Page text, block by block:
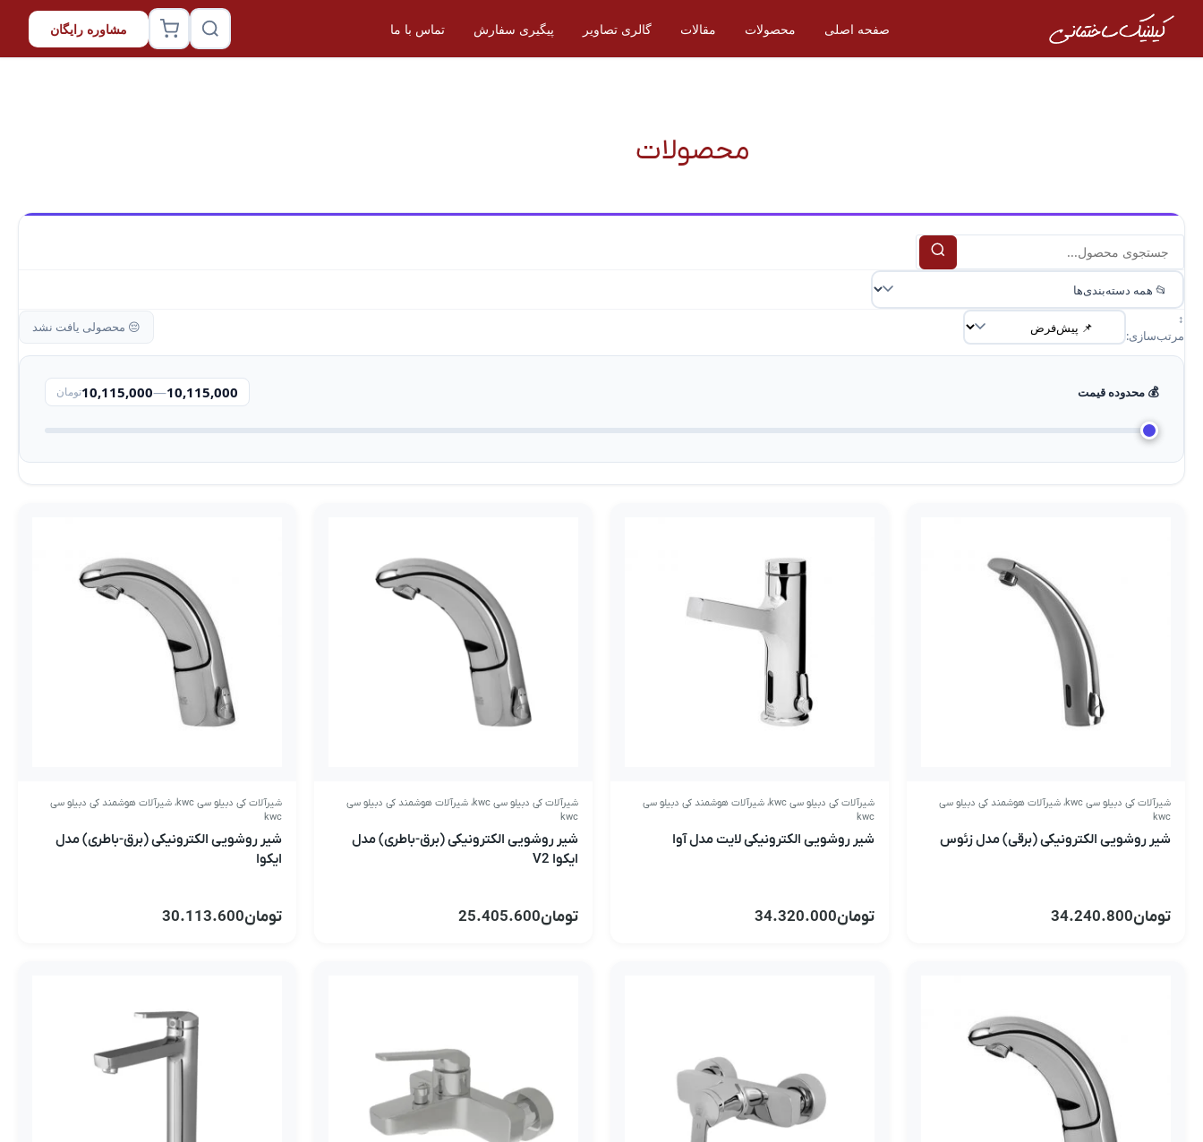
صفحه اصلی محصولات مقالات گالری تصاویر پیگیری سفارش تماس با ما مشاوره رایگان
محصولات
↕️
مرتب‌سازی:
😔 محصولی یافت نشد
💰 محدوده قیمت 10,115,000
—
10,115,000تومان
شیرآلات کی دبیلو سی kwc ، شیرآلات هوشمند کی دبیلو سی
kwc
شیر روشویی الکترونیکی (برقی) مدل زئوس
تومان34.240.800
شیرآلات کی دبیلو سی kwc ، شیرآلات هوشمند کی دبیلو سی
kwc
شیر روشویی الکترونیکی لایت مدل آوا
تومان34.320.000
شیرآلات کی دبیلو سی kwc ، شیرآلات هوشمند کی دبیلو سی
kwc
شیر روشویی الکترونیکی (برق-باطری) مدل
ایکوا V2
تومان25.405.600
شیرآلات کی دبیلو سی kwc ، شیرآلات هوشمند کی دبیلو سی
kwc
شیر روشویی الکترونیکی (برق-باطری) مدل
ایکوا
تومان30.113.600